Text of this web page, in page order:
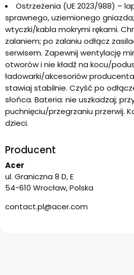
Ostrzeżenia (UE 2023/988) –
sprawnego, uziemionego
wtyczki/kabla mokrymi rękami.
zalaniem; po zalaniu odłącz
serwisem. Zapewnij wentylację
otworów i nie kładź na kocu/
ładowarki/akcesoriów
stawiaj stabilnie. Czyść po
słońca. Bateria: nie uszkadzaj;
puchnięciu/przegrzaniu przerwij.
dzieci.
Producent
Acer
ul. Graniczna 8 D, E
54-610 Wrocław, Polska
contact.pl@acer.com